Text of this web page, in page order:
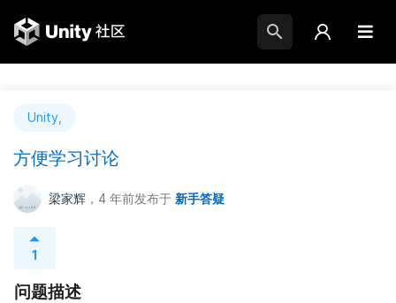
Unity,
方便学习讨论
梁家辉 ，4 年前发布于 新手答疑
1
问题描述